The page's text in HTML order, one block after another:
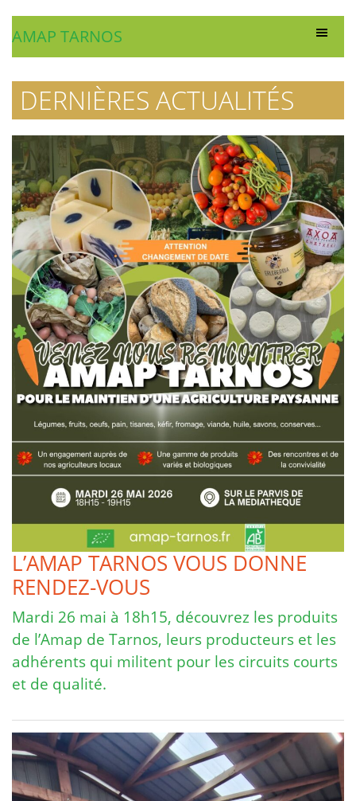
AMAP TARNOS
DERNIÈRES ACTUALITÉS
L’AMAP TARNOS VOUS DONNE
RENDEZ-VOUS
Mardi 26 mai à 18h15, découvrez les produits
de l’Amap de Tarnos, leurs producteurs et les
adhérents qui militent pour les circuits courts
et de qualité.